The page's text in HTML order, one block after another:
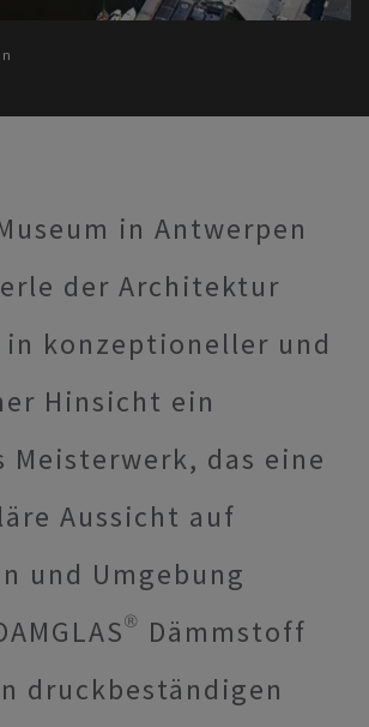
in Antwerpen
der Architektur
in konzeptioneller und
Hinsicht ein
Meisterwerk, das eine
Aussicht auf
und Umgebung
Dämmstoff
druckbeständigen